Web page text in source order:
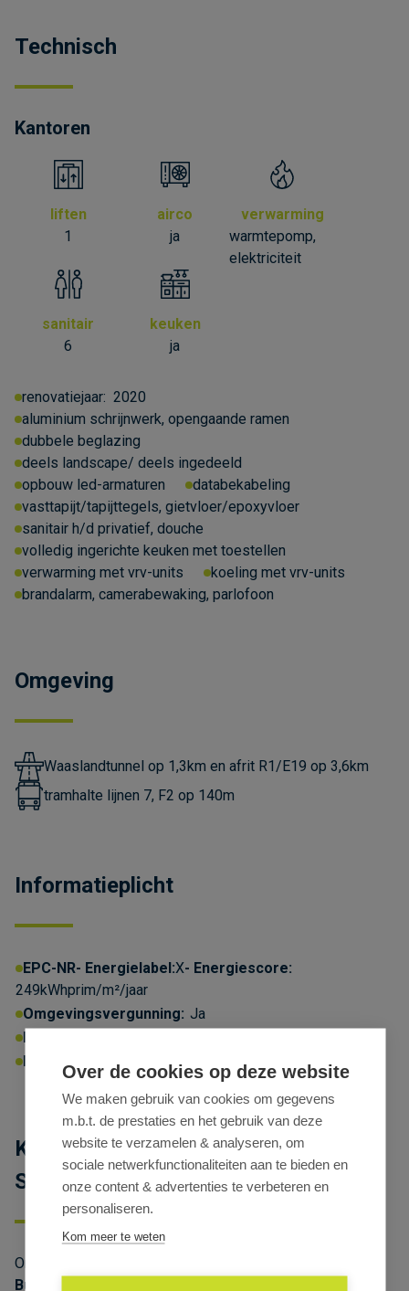
Technisch
Kantoren
liften
1
airco
ja
verwarming
warmtepomp,
elektriciteit
sanitair
6
keuken
ja
renovatiejaar: 2020
aluminium schrijnwerk, opengaande ramen
dubbele beglazing
deels landscape/ deels ingedeeld
opbouw led-armaturen
databekabeling
vasttapijt/tapijttegels, gietvloer/epoxyvloer
sanitair h/d privatief, douche
volledig ingerichte keuken met toestellen
verwarming met vrv-units
koeling met vrv-units
brandalarm, camerabewaking, parlofoon
Omgeving
Waaslandtunnel op 1,3km en afrit R1/E19 op 3,6km
tramhalte lijnen 7, F2 op 140m
Informatieplicht
EPC-NR Energielabel:X Energiescore:
249kWhprim/m²/jaar
Omgevingsvergunning: Ja
P-score:
Erfgoed:
Geïnventariseerd erfgoed
Kantoorgelijkvloers te huur in het
Scaldis Building – Antwerpen
Ontdek dit unieke kantoorgelijkvloers in het
Building
We maken gebruik van cookies om gegevens
m.b.t. de prestaties en het gebruik van deze
website te verzamelen & analyseren, om
sociale netwerkfunctionaliteiten aan te bieden en
onze content & advertenties te verbeteren en
personaliseren.
Kom meer te weten
TOESTAAN